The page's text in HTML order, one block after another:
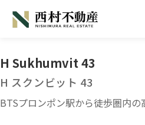
H Sukhumvit 43
H スクンビット 43
BTSプロンポン駅から徒歩圏内の